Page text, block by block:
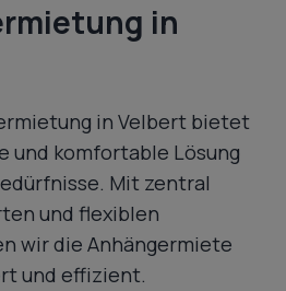
in
in Velbert bietet
und komfortable Lösung
Mit zentral
und flexiblen
wir die Anhängermiete
und effizient.